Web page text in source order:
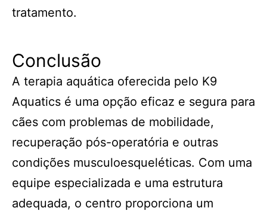
tratamento.
Conclusão
A terapia aquática oferecida pelo K9
Aquatics é uma opção eficaz e segura para
cães com problemas de mobilidade,
recuperação pós-operatória e outras
condições musculoesqueléticas. Com uma
equipe especializada e uma estrutura
adequada, o centro proporciona um